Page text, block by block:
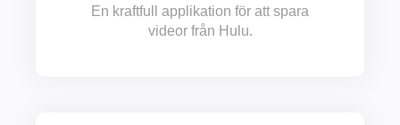
En kraftfull applikation för att spara
videor från Hulu.